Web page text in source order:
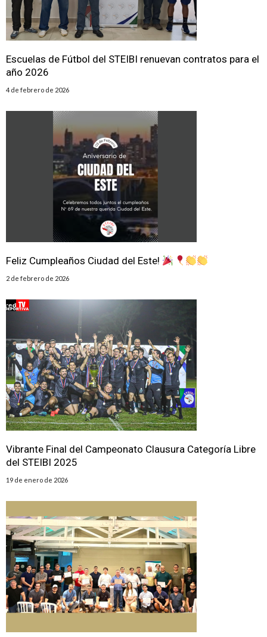
Escuelas de Fútbol del STEIBI renuevan contratos para el
año 2026
4 de febrero de 2026
Feliz Cumpleaños Ciudad del Este!
2 de febrero de 2026
️Vibrante Final del Campeonato Clausura Categoría Libre
del STEIBI 2025
19 de enero de 2026